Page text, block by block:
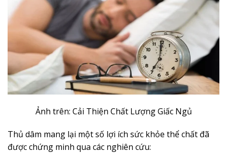
Ảnh trên: Cải Thiện Chất Lượng Giấc Ngủ
Thủ dâm mang lại một số lợi ích sức khỏe thể chất đã
được chứng minh qua các nghiên cứu: